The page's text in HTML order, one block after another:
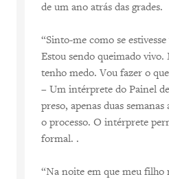
de um ano atrás das grades.
“Sinto-me como se
Estou sendo queimado vivo.
tenho medo. Vou fazer o
– Um intérprete do Painel
preso, apenas duas
o processo. O intérprete
formal. .
“Na noite em que meu